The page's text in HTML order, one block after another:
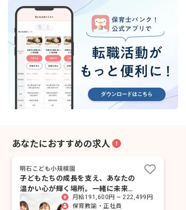
あなたにおすすめの求人 1
明石こども小規模園
子どもたちの成長を支え、あなたの
温かい心が輝く場所。一緒に未来を
育みませんか？
月給191,600円 ~ 222,499円
保育教諭・正社員